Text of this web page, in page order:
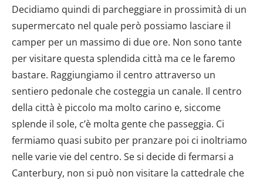
Decidiamo quindi di parcheggiare in prossimità di un
supermercato nel quale però possiamo lasciare il
camper per un massimo di due ore. Non sono tante
per visitare questa splendida città ma ce le faremo
bastare. Raggiungiamo il centro attraverso un
sentiero pedonale che costeggia un canale. Il centro
della città è piccolo ma molto carino e, siccome
splende il sole, c’è molta gente che passeggia. Ci
fermiamo quasi subito per pranzare poi ci inoltriamo
nelle varie vie del centro. Se si decide di fermarsi a
Canterbury, non si può non visitare la cattedrale che